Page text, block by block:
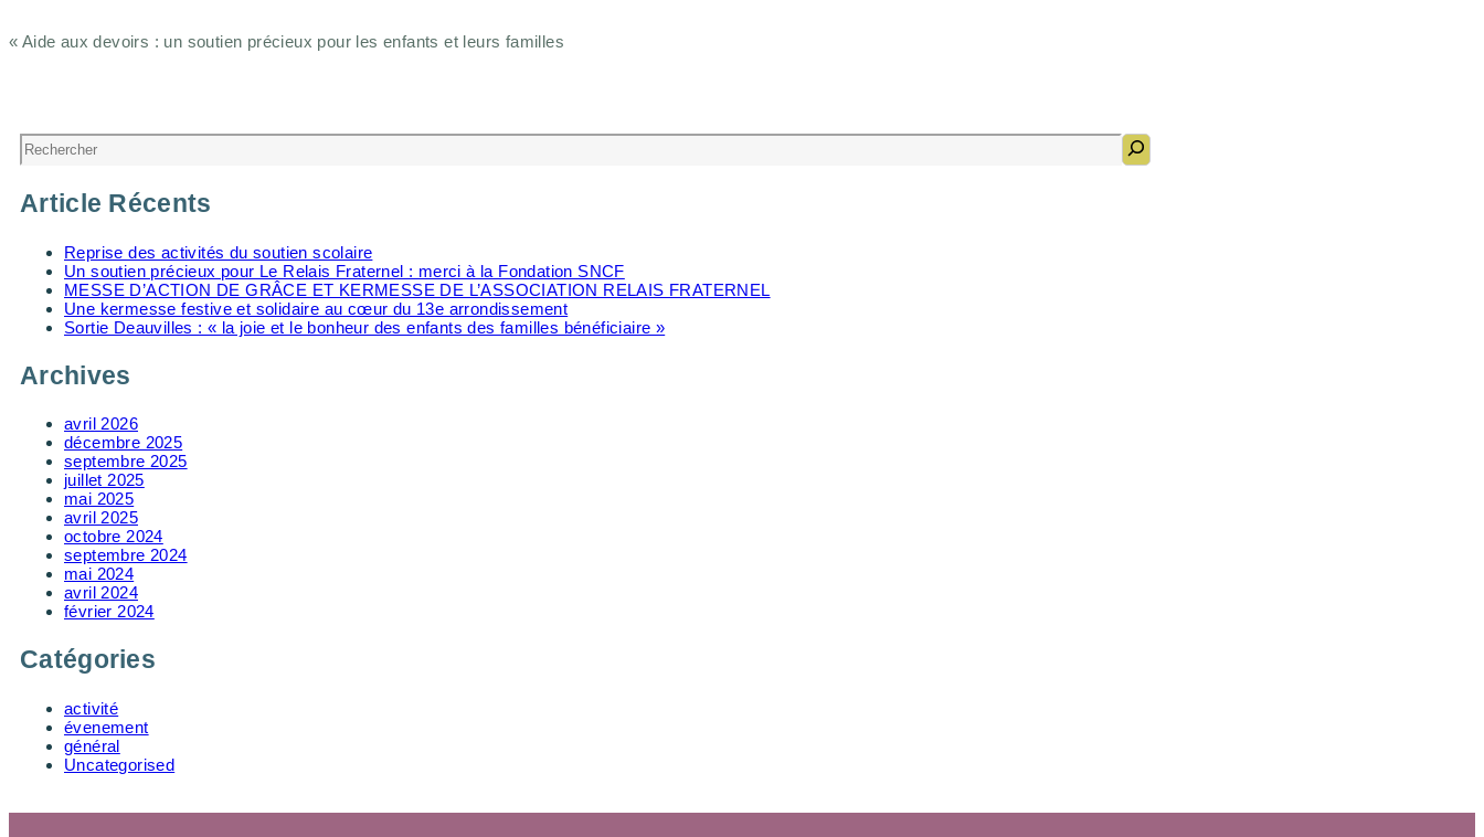
Navigation
« Aide aux devoirs : un soutien précieux pour les enfants et leurs familles
Rechercher
Article Récents
Reprise des activités du soutien scolaire
Un soutien précieux pour Le Relais Fraternel : merci à la Fondation SNCF
MESSE D’ACTION DE GRÂCE ET KERMESSE DE L’ASSOCIATION RELAIS FRATERNEL
Une kermesse festive et solidaire au cœur du 13e arrondissement
Sortie Deauvilles : « la joie et le bonheur des enfants des familles bénéficiaire »
Archives
avril 2026
décembre 2025
septembre 2025
juillet 2025
mai 2025
avril 2025
octobre 2024
septembre 2024
mai 2024
avril 2024
février 2024
Catégories
activité
évenement
général
Uncategorised